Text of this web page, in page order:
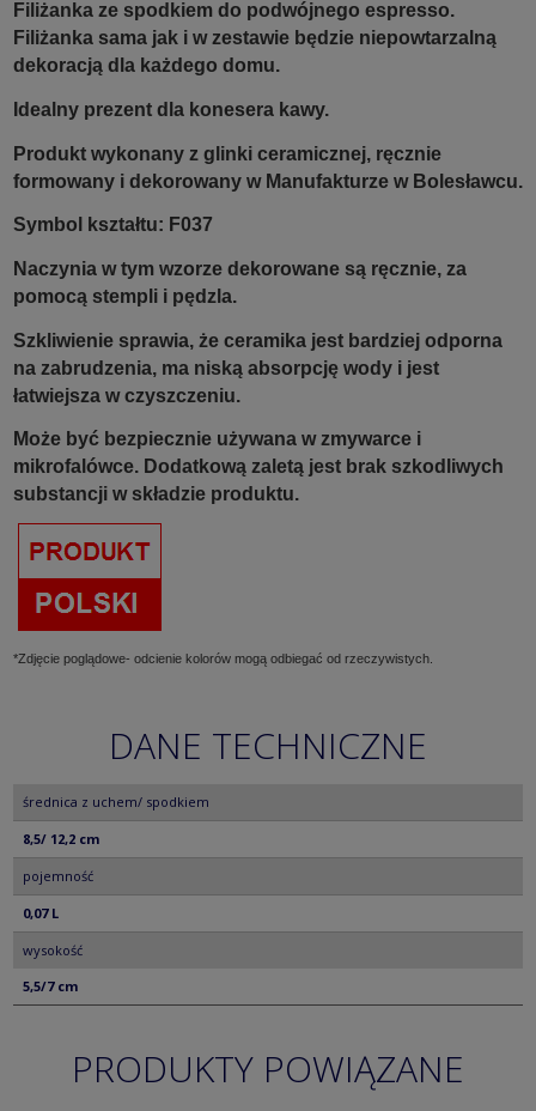
Filiżanka ze spodkiem do podwójnego espresso.
Filiżanka sama jak i w zestawie będzie niepowtarzalną
dekoracją dla każdego domu.
Idealny prezent dla konesera kawy.
Produkt wykonany z glinki ceramicznej, ręcznie
formowany i dekorowany w Manufakturze w Bolesławcu.
Symbol kształtu: F037
Naczynia w tym wzorze dekorowane są ręcznie, za
pomocą stempli i pędzla.
Szkliwienie sprawia, że ceramika jest bardziej odporna
na zabrudzenia, ma niską absorpcję wody i jest
łatwiejsza w czyszczeniu.
Może być bezpiecznie używana w zmywarce i
mikrofalówce. Dodatkową zaletą jest brak szkodliwych
substancji w składzie produktu.
*Zdjęcie poglądowe- odcienie kolorów mogą odbiegać od rzeczywistych.
DANE TECHNICZNE
średnica z uchem/ spodkiem
8,5/ 12,2 cm
pojemność
0,07 L
wysokość
5,5/7 cm
PRODUKTY POWIĄZANE